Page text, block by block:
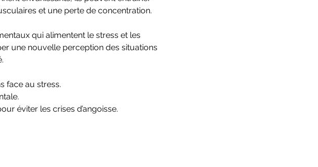
et une perte de concentration.
qui alimentent le stress et les
une nouvelle perception des situations
face au stress.
éviter les crises d’angoisse.